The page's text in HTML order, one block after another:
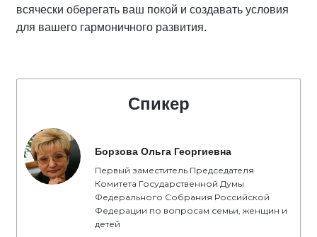
всячески оберегать ваш покой и создавать условия
для вашего гармоничного развития.
Спикер
Борзова Ольга Георгиевна
Первый заместитель Председателя
Комитета Государственной Думы
Федерального Собрания Российской
Федерации по вопросам семьи, женщин и
детей